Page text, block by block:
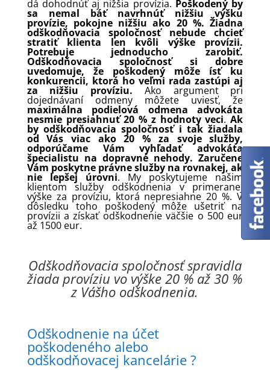
dá dohodnúť aj nižšia provízia. Poškodený by
sa nemal báť navrhnúť nižšiu výšku
provízie, pokojne nižšiu ako 20 %. Žiadna
odškodňovacia spoločnosť nebude chcieť
stratiť klienta len kvôli výške provízii.
Potrebuje jednoducho zarobiť.
Odškodňovacia spoločnosť si dobre
uvedomuje, že poškodený môže ísť ku
konkurencii, ktorá ho veľmi rada zastúpi aj
za nižšiu províziu. Ako argument pri
dojednávaní odmeny môžete uviesť, že
maximálna podielová odmena advokáta
nesmie presiahnuť 20 % z hodnoty veci.Ak
by odškodňovacia spoločnosť i tak žiadala
od Vás viac ako 20 % za svoje služby,
odporúčame Vám vyhľadať advokáta
špecialistu na dopravné nehody. Zaručene
Vám poskytne právne služby na rovnakej, ak
nie lepšej úrovni. My poskytujeme našim
klientom služby odškodnenia v primeranej
výške za províziu, ktorá nepresiahne 20 %. V
dôsledku toho poškodený môže ušetriť na
provízii a získať odškodnenie väčšie o 500 eur
až 1500 eur.
Odškodňovacia spoločnosť spravidla
žiada províziu vo výške 20 % až 30 %
z Vášho odškodnenia.
Odškodnenie na účet
poškodeného alebo
odškodňovacej kancelárie ?